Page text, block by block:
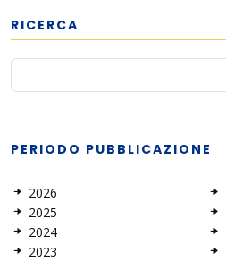
RICERCA
PERIODO PUBBLICAZIONE
2026
2025
2024
2023